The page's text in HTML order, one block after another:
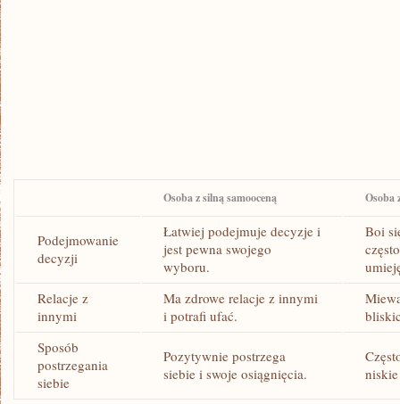
Osoba z silną samooceną Osoba
Podejmowanie
decyzji
Łatwiej podejmuje decyzje i
jest pewna swojego
wyboru.
Boi
Relacje ‍z‍
innymi
Ma zdrowe relacje ⁢z ‍innymi
i potrafi ufać.
Sposób
postrzegania
⁤siebie
Pozytywnie‌ postrzega
siebie i swoje osiągnięcia.